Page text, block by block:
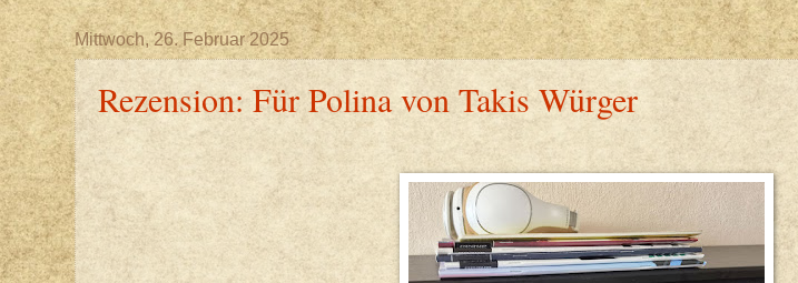
Mittwoch, 26. Februar 2025
Rezension: Für Polina von Takis Würger